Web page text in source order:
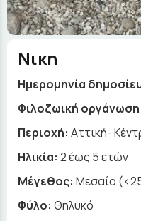
Νικη
Ημερομηνία
Φιλοζωική
Περιοχή: Αττική-
Ηλικία: 2 έως 5 ετών
Μέγεθος: Μεσαίο
Φύλο: Θηλυκό